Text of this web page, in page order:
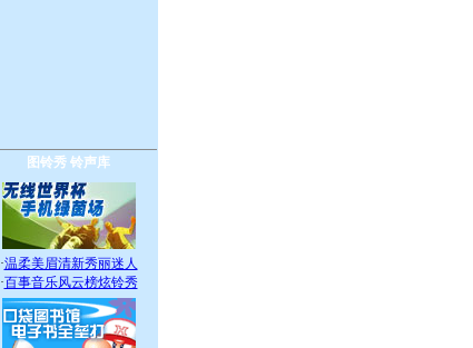
图铃秀 铃声库
·温柔美眉清新秀丽迷人
·百事音乐风云榜炫铃秀